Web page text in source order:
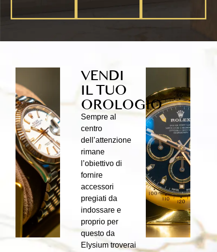
VENDI
IL TUO
OROLOGIO
Sempre al
centro
dell’attenzione
rimane
l’obiettivo di
fornire
accessori
pregiati da
indossare e
proprio per
questo da
Elysium troverai